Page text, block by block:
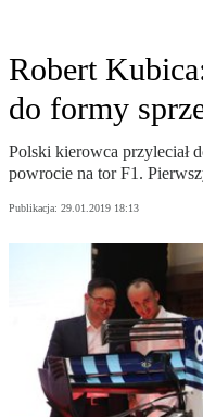
Robert
do formy
Polski kierowca przyleciał
powrocie na tor F1.
Publikacja: 29.01.2019 18:13